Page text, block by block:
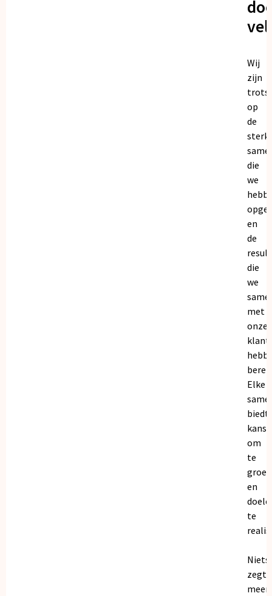
Wij
zijn
trots
op
de
die
we
en
de
die
we
met
onze
Elke
biedt
om
te
en
te
Niets
zegt
meer